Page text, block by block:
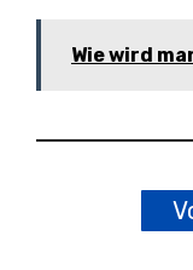
Wie wird